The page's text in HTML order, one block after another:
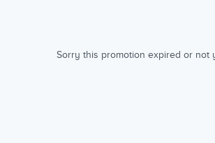
Sorry this promotion expired or not